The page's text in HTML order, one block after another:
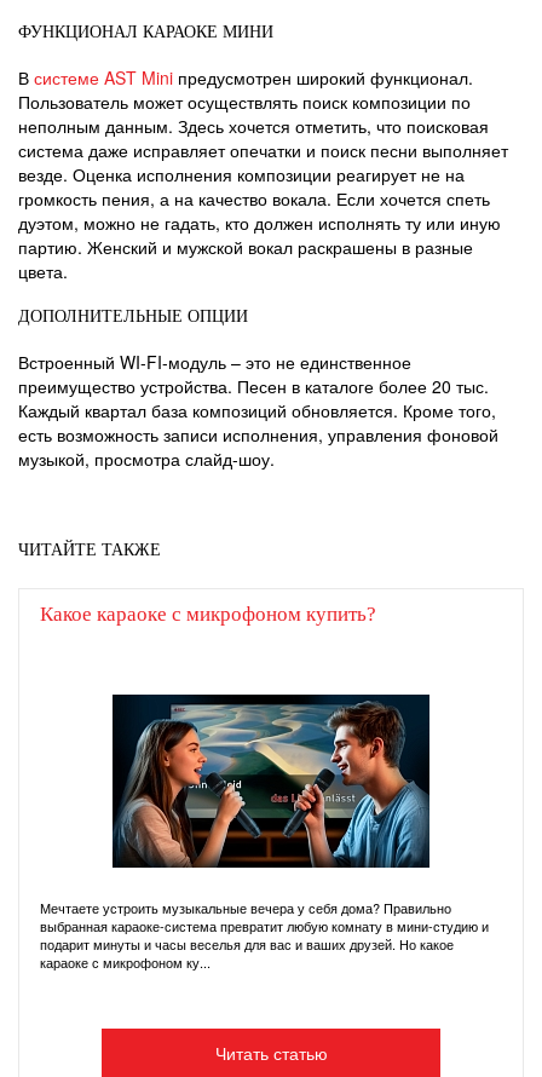
ФУНКЦИОНАЛ КАРАОКЕ МИНИ
В системе AST Mini предусмотрен широкий функционал.
Пользователь может осуществлять поиск композиции по
неполным данным. Здесь хочется отметить, что поисковая
система даже исправляет опечатки и поиск песни выполняет
везде. Оценка исполнения композиции реагирует не на
громкость пения, а на качество вокала. Если хочется спеть
дуэтом, можно не гадать, кто должен исполнять ту или иную
партию. Женский и мужской вокал раскрашены в разные
цвета.
ДОПОЛНИТЕЛЬНЫЕ ОПЦИИ
Встроенный WI-FI-модуль – это не единственное
преимущество устройства. Песен в каталоге более 20 тыс.
Каждый квартал база композиций обновляется. Кроме того,
есть возможность записи исполнения, управления фоновой
музыкой, просмотра слайд-шоу.
ЧИТАЙТЕ ТАКЖЕ
Какое караоке с микрофоном купить?
Мечтаете устроить музыкальные вечера у себя дома? Правильно
выбранная караоке-система превратит любую комнату в мини-студию и
подарит минуты и часы веселья для вас и ваших друзей. Но какое
караоке с микрофоном ку...
Читать статью